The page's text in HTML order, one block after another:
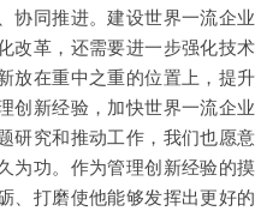
同推进。建设世界一流企业
改革，还需要进一步强化技
放在重中之重的位置上，提
创新经验，加快世界一流企
研究和推动工作，我们也愿
为功。作为管理创新经验的
、打磨使他能够发挥出更好